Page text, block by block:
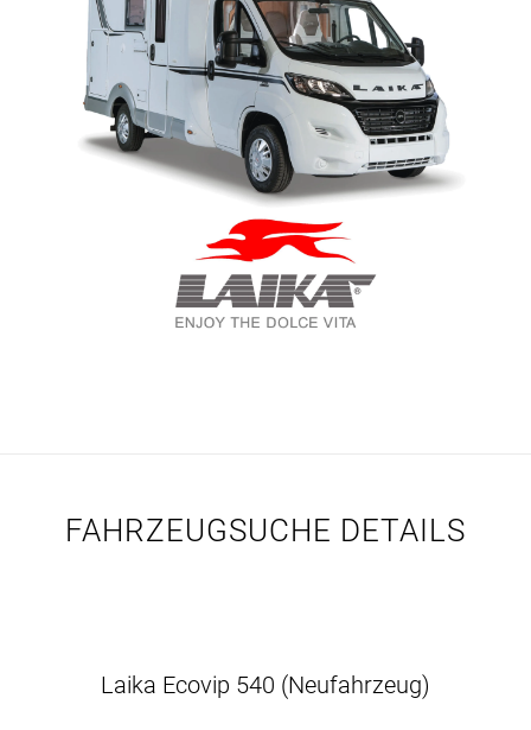
FAHRZEUGSUCHE DETAILS
Laika Ecovip 540 (Neufahrzeug)